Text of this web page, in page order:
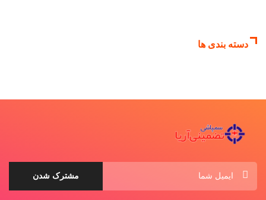
دسته بندی ها